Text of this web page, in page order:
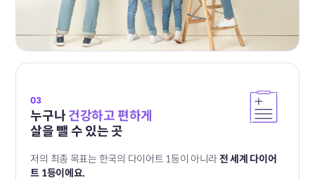
03
누구나 건강하고 편하게
살을 뺄 수 있는 곳
저의 최종 목표는 한국의 다이어트 1등이 아니라전 세계 다이어
트 1등이에요.